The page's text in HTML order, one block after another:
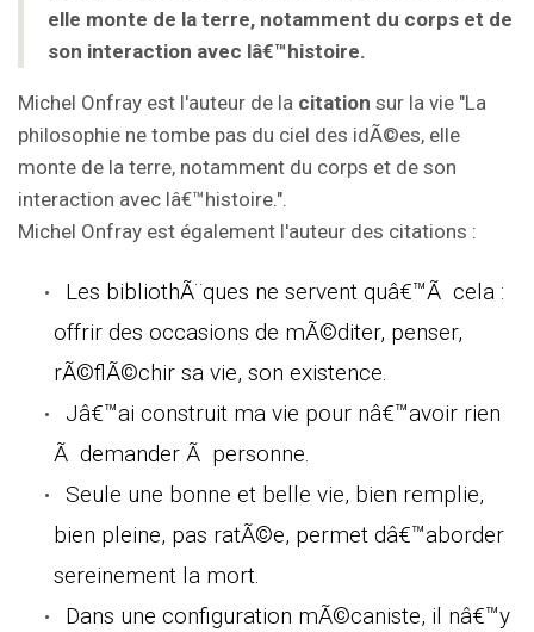
elle monte de la terre, notamment du corps et de
son interaction avec lâ€™histoire.
Michel Onfray est l'auteur de la citation sur la vie "La
philosophie ne tombe pas du ciel des idÃ©es, elle
monte de la terre, notamment du corps et de son
interaction avec lâ€™histoire.".
Michel Onfray est également l'auteur des citations :
Les bibliothÃ¨ques ne servent quâ€™Ã cela :
offrir des occasions de mÃ©diter, penser,
rÃ©flÃ©chir sa vie, son existence.
Jâ€™ai construit ma vie pour nâ€™avoir rien
Ã demander Ã personne.
Seule une bonne et belle vie, bien remplie,
bien pleine, pas ratÃ©e, permet dâ€™aborder
sereinement la mort.
Dans une configuration mÃ©caniste, il nâ€™y